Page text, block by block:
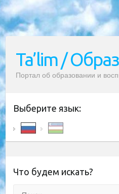
Ta’lim /
Портал об образовании и
Выберите язык:
Что будем искать?